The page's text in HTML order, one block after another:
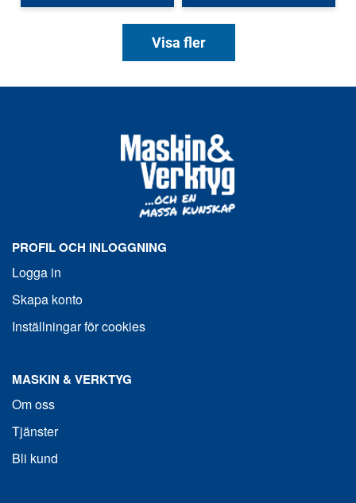
Visa fler
PROFIL OCH INLOGGNING
Logga in
Skapa konto
Inställningar för cookies
MASKIN & VERKTYG
Om oss
Tjänster
Bli kund